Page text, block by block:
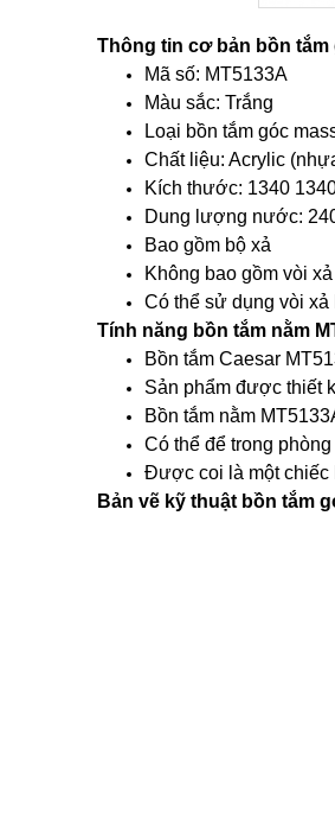
Thông tin cơ bản bồn tắm
Mã số: MT5133A
Màu sắc: Trắng
Loại bồn tắm góc
Chất liệu: Acrylic
Kích thước: 1340
Dung lượng nước:
Bao gồm bộ xả
Không bao gồm vòi
Có thể sử dụng vòi xả
Tính năng bồn tắm nằm
Bồn tắm Caesar
Sản phẩm được thiết
Bồn tắm nằm
Có thể để trong
Được coi là một chiếc
Bản vẽ kỹ thuật bồn tắm